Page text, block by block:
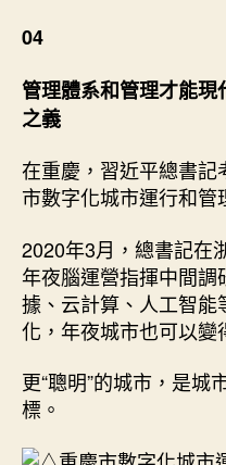
04
管理體系和管理才能
之義
在重慶，習近平總書
市數字化城市運行和管
2020年3月，總書記在
年夜腦運營指揮中間
據、云計算、人工智
化，年夜城市也可以變
更“聰明”的城市，是城
標。